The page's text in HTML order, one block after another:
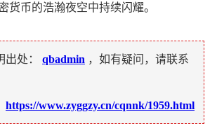
货币的浩瀚夜空中持续闪耀。
处： qbadmin ，如有疑问，请联系
https://www.zyggzy.cn/cqnnk/1959.html